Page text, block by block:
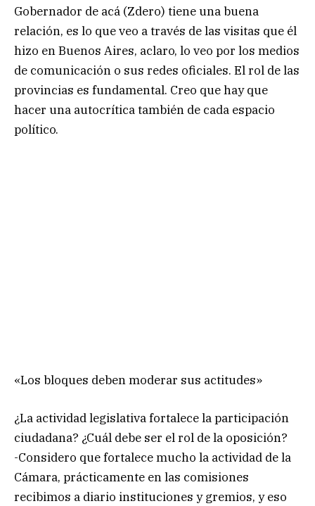
Gobernador de acá (Zdero) tiene una buena
relación, es lo que veo a través de las visitas que él
hizo en Buenos Aires, aclaro, lo veo por los medios
de comunicación o sus redes oficiales. El rol de las
provincias es fundamental. Creo que hay que
hacer una autocrítica también de cada espacio
político.
«Los bloques deben moderar sus actitudes»
¿La actividad legislativa fortalece la participación
ciudadana? ¿Cuál debe ser el rol de la oposición?
-Considero que fortalece mucho la actividad de la
Cámara, prácticamente en las comisiones
recibimos a diario instituciones y gremios, y eso